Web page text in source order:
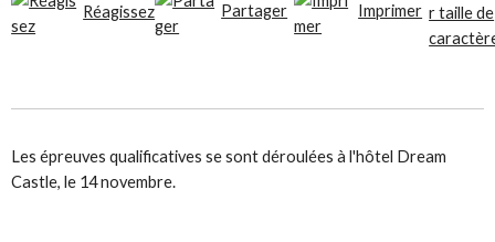
Réagissez Partager Imprimer
Les épreuves qualificatives se sont déroulées à l'hôtel Dream
Castle, le 14 novembre.